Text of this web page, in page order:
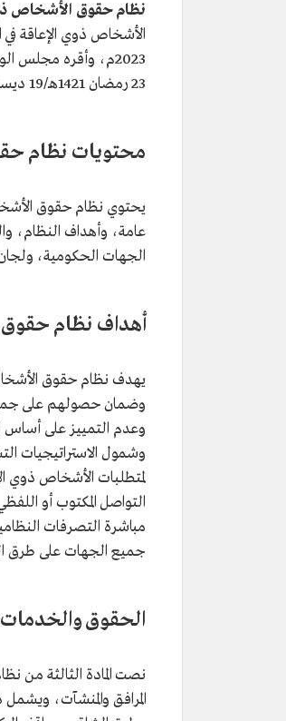
نظام حقوق الأشخاص
23 رمضان 1421هـ/19 ديسمبر 2000م.
محتويات نظام
عامة، وأهداف النظام،
الجهات الحكومية،
أهداف نظام
يهدف نظام حقوق
وضمان حصولهم على جميع
وعدم التمييز على أساس
وشمول الاستراتيجيات
لمتطلبات الأشخاص ذوي
التواصل المكتوب أو
مباشرة التصرفات
جميع الجهات على طرق
الحقوق
نصت المادة الثالثة من
المرافق والمنشآت،